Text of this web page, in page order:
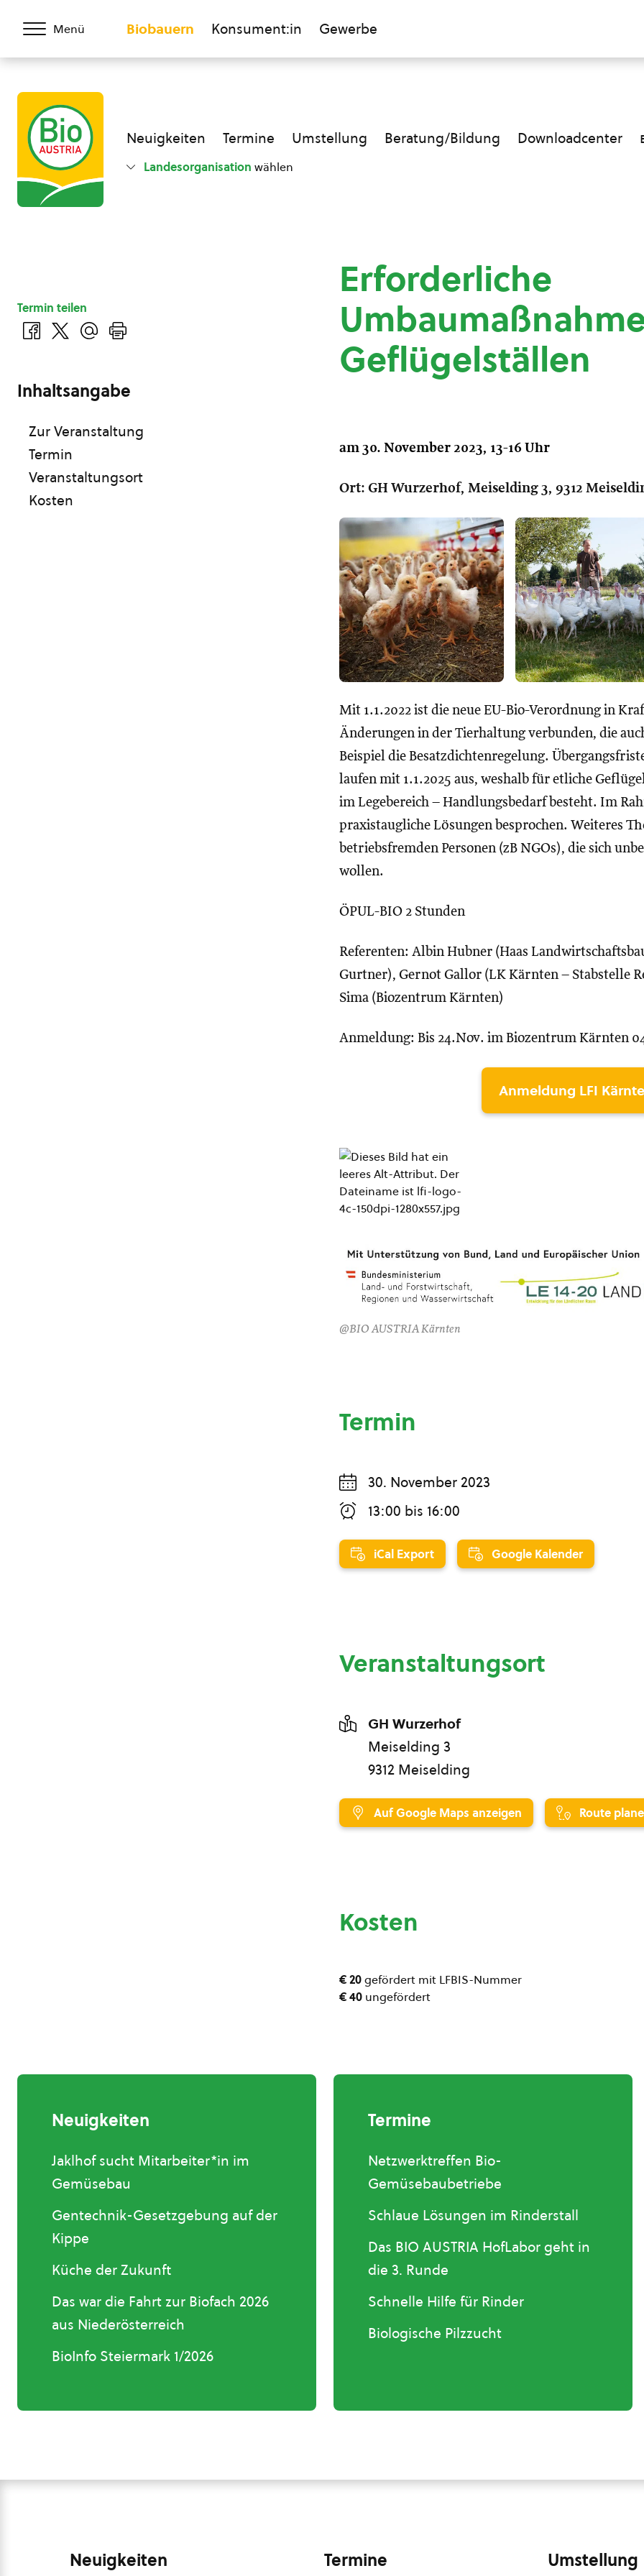
Menü Biobauern Konsument:in Gewerbe
Neuigkeiten Termine Umstellung Beratung/Bildung Downloadcenter
Landesorganisation wählen
Erforderliche
Geflügelställen
am 30. November 2023, 13-16 Uhr
Ort: GH Wurzerhof, Meiselding 3, 9312
Mit 1.1.2022 ist die neue EU-Bio-Verordnung in
Änderungen in der Tierhaltung verbunden, die
Beispiel die Besatzdichtenregelung.
laufen mit 1.1.2025 aus, weshalb für etliche
im Legebereich – Handlungsbedarf besteht. Im
praxistaugliche Lösungen besprochen. Weiteres
betriebsfremden Personen (zB NGOs), die sich
wollen.
ÖPUL-BIO 2 Stunden
Referenten: Albin Hubner (Haas
Gurtner), Gernot Gallor (LK Kärnten – Stabstelle
Sima (Biozentrum Kärnten)
Anmeldung: Bis 24.Nov. im Biozentrum Kärnten
Anmeldung LFI
@BIO AUSTRIA Kärnten
Termin
30. November 2023
13:00 bis 16:00
iCal Export Google Kalender
Veranstaltungsort
GH Wurzerhof
Meiselding 3
9312 Meiselding
Auf Google Maps anzeigen Route
Kosten
€ 20gefördert mit LFBIS-Nummer
€ 40 ungefördert
Termin teilen
Inhaltsangabe
Zur Veranstaltung
Termin
Veranstaltungsort
Kosten
Neuigkeiten
Jaklhof sucht Mitarbeiter*in im
Gemüsebau
Gentechnik-Gesetzgebung auf der
Kippe
Küche der Zukunft
Das war die Fahrt zur Biofach 2026
aus Niederösterreich
BioInfo Steiermark 1/2026
Termine
Netzwerktreffen Bio-
Gemüsebaubetriebe
Schlaue Lösungen im Rinderstall
Das BIO AUSTRIA HofLabor geht in
die 3. Runde
Schnelle Hilfe für Rinder
Biologische Pilzzucht
Neuigkeiten Termine Umstellung